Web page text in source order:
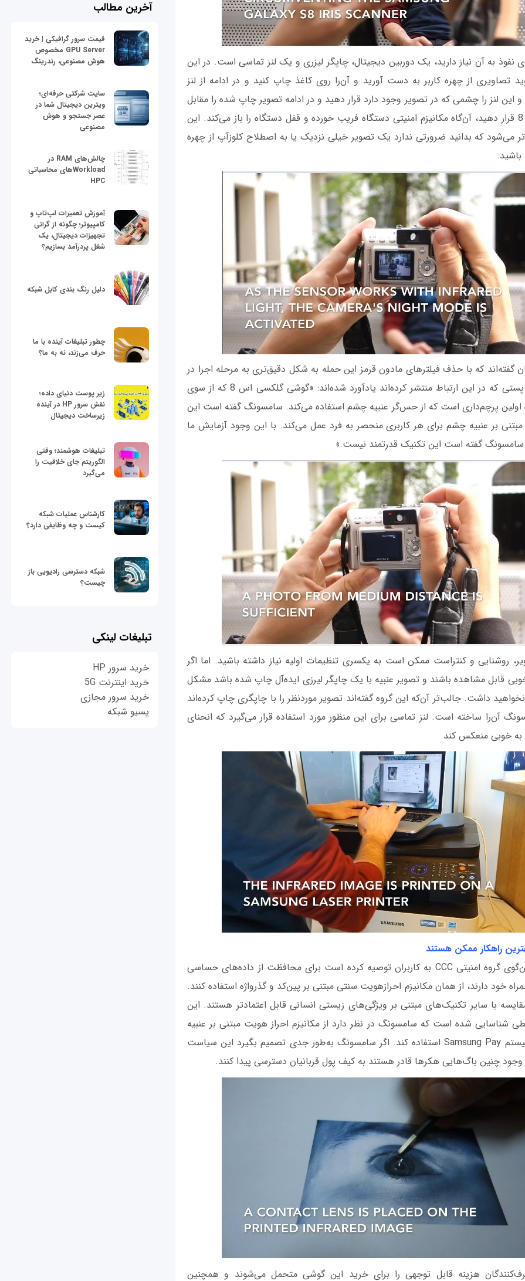
نفوذ به آن نیاز دارید، یک دوربین دیجیتال، چاپگر لیزری و یک لنز تماسی است. در این
تصاویری از چهره کاربر به دست آورید و آن‌را روی کاغذ چاپ کنید و در ادامه از لنز
این لنز را چشمی که در تصویر وجود دارد قرار دهید و در ادامه تصویر چاپ شده را مقابل
دستگاه گلکسی اس 8 قرار دهید، آن‌گاه مکانیزم امنیتی دستگاه فریب خورده و قفل دستگاه را باز می‌کند. این
می‌شود که بدانید ضرورتی ندارد یک تصویر خیلی نزدیک یا به اصطلاح کلوزآپ از چهره
باشید.
گفته‌اند که با حذف فیلترهای مادون قرمز این حمله به شکل دقیق‌تری به مرحله اجرا در
می‌آید. این گروه در پستی که در این ارتباط منتشر کرده‌اند یادآورد شده‌اند: «گوشی گلکسی اس 8 که از سوی
اولین پرچم‌داری است که از حس‌گر عنبیه چشم استفاده می‌کند. سامسونگ گفته است این
بر عنبیه چشم برای هر کاربری منحصر به فرد عمل می‌کند. با این وجود آزمایش ما
سامسونگ گفته است این تکنیک قدرتمند نیست.»
روشنایی و کنتراست ممکن است به یکسری تنظیمات اولیه نیاز داشته باشید. اما اگر
قابل مشاهده باشند و تصویر عنبیه با یک چاپگر لیرزی ایده‌آل چاپ شده باشد مشکل
داشت. جالب‌تر آن‌که این گروه گفته‌اند تصویر موردنظر را با چاپگری چاپ کرده‌اند
آن‌را ساخته است. لنز تماسی برای این منظور مورد استفاده قرار می‌گیرد که انحنای
خوبی منعکس کند.
راهکار ممکن هستند
دریک انگلینگ، سخن‌گوی گروه امنیتی CCC به کاربران توصیه کرده است برای محافظت از داده‌های حساسی
خود دارند، از همان مکانیزم احرازهویت سنتی مبتنی بر پین‌کد و گذرواژه استفاده کنند.
با سایر تکنیک‌های مبتنی بر ویژگی‌های زیستی انسانی قابل اعتمادتر هستند. این
شناسایی شده است که سامسونگ در نظر دارد از مکانیزم احراز هویت مبتنی بر عنبیه
چشم در ارتباط با سیستم Samsung Pay استفاده کند. اگر سامسونگ به‌طور جدی تصمیم بگیرد این سیاست
وجود چنین باگ‌هایی هکرها قادر هستند به کیف پول قربانیان دسترسی پیدا کنند.
هزینه قابل توجهی را برای خرید این گوشی متحمل می‌شوند و همچنین
آخرین مطالب
قیمت سرور گرافیکی | خرید
GPU Server مخصوص
هوش مصنوعی، رندرینگ
سایت شرکتی حرفه‌ای؛
ویترین دیجیتال شما در
عصر جستجو و هوش
مصنوعی
چالش‌های RAM در
Workloadهای محاسباتی
HPC
آموزش تعمیرات لپ‌تاپ و
کامپیوتر؛ چگونه از گرانی
تجهیزات دیجیتال، یک
شغل پردرآمد بسازیم؟
دلیل رنگ بندی کابل شبکه
چطور تبلیغات آینده با ما
حرف می‌زند، نه به ما؟
زیر پوست دنیای داده؛
نقش سرور HP در آینده
زیرساخت دیجیتال
تبلیغات هوشمند؛ وقتی
الگوریتم جای خلاقیت را
می‌گیرد
کارشناس عملیات شبکه
کیست و چه وظایفی دارد؟
شبکه دسترسی رادیویی باز
چیست؟
تبلیغات لینکی
خرید سرور HP
خرید اینترنت 5G
خرید سرور مجازی
پسیو شبکه